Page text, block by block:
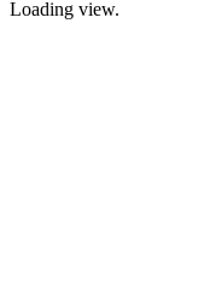
Loading view.